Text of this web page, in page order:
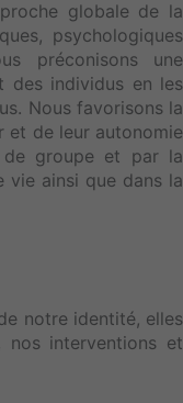
globale de la
psychologiques
préconisons une
des individus en les
Nous favorisons la
et de leur autonomie
de groupe et par la
ainsi que dans la
notre identité, elles
nos interventions et